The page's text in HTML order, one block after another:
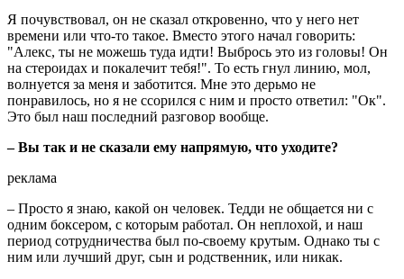
Я почувствовал, он не сказал откровенно, что у него нет
времени или что-то такое. Вместо этого начал говорить:
"Алекс, ты не можешь туда идти! Выбрось это из головы! Он
на стероидах и покалечит тебя!". То есть гнул линию, мол,
волнуется за меня и заботится. Мне это дерьмо не
понравилось, но я не ссорился с ним и просто ответил: "Ок".
Это был наш последний разговор вообще.
– Вы так и не сказали ему напрямую, что уходите?
реклама
– Просто я знаю, какой он человек. Тедди не общается ни с
одним боксером, с которым работал. Он неплохой, и наш
период сотрудничества был по-своему крутым. Однако ты с
ним или лучший друг, сын и родственник, или никак.